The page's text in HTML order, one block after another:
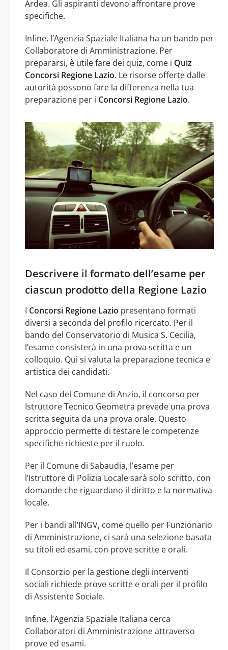
Ardea. Gli aspiranti devono affrontare prove
specifiche.
Infine, l’Agenzia Spaziale Italiana ha un bando per
Collaboratore di Amministrazione. Per
prepararsi, è utile fare dei quiz, come i Quiz
Concorsi Regione Lazio. Le risorse offerte dalle
autorità possono fare la differenza nella tua
preparazione per i Concorsi Regione Lazio.
Descrivere il formato dell’esame per
ciascun prodotto della Regione Lazio
I Concorsi Regione Lazio presentano formati
diversi a seconda del profilo ricercato. Per il
bando del Conservatorio di Musica S. Cecilia,
l’esame consisterà in una prova scritta e un
colloquio. Qui si valuta la preparazione tecnica e
artistica dei candidati.
Nel caso del Comune di Anzio, il concorso per
Istruttore Tecnico Geometra prevede una prova
scritta seguita da una prova orale. Questo
approccio permette di testare le competenze
specifiche richieste per il ruolo.
Per il Comune di Sabaudia, l’esame per
l’Istruttore di Polizia Locale sarà solo scritto, con
domande che riguardano il diritto e la normativa
locale.
Per i bandi all’INGV, come quello per Funzionario
di Amministrazione, ci sarà una selezione basata
su titoli ed esami, con prove scritte e orali.
Il Consorzio per la gestione degli interventi
sociali richiede prove scritte e orali per il profilo
di Assistente Sociale.
Infine, l’Agenzia Spaziale Italiana cerca
Collaboratori di Amministrazione attraverso
prove ed esami.